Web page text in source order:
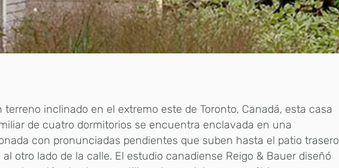
terreno inclinado en el extremo este de Toronto, Canadá, esta casa
de cuatro dormitorios se encuentra enclavada en una
con pronunciadas pendientes que suben hasta el patio trasero
otro lado de la calle. El estudio canadiense Reigo & Bauer diseñó